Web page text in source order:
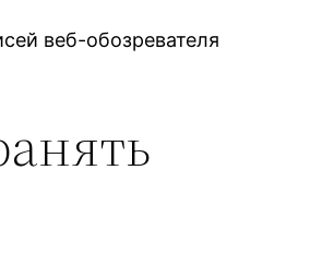
веб-обозревателя